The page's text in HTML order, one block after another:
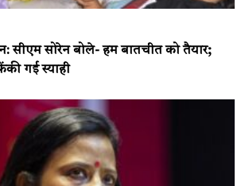
सीएम सोरेन बोले- हम बातचीत को तैयार;
गई स्याही